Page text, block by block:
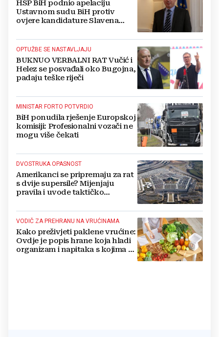
HSP BiH podnio apelaciju
Ustavnom sudu BiH protiv
ovjere kandidature Slavena
OPTUŽBE SE NASTAVLJAJU
BUKNUO VERBALNI RAT Vučić i
Helez se posvađali oko Bugojna,
padaju teške riječi
MINISTAR FORTO POTVRDIO
BiH ponudila rješenje Europskoj
komisiji: Profesionalni vozači ne
mogu više čekati
DVOSTRUKA OPASNOST
Amerikanci se pripremaju za rat
s dvije supersile? Mijenjaju
pravila i uvode taktičko
VODIČ ZA PREHRANU NA VRUĆINAMA
Kako preživjeti paklene vrućine:
Ovdje je popis hrane koja hladi
organizam i napitaka s kojima si